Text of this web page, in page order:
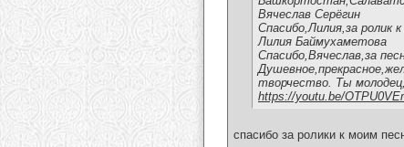
Вячеслав Серёгин
Спасибо,Лилия,за ролик к
Лилия Баймухаметова
Спасибо,Вячеслав,за
творчество. Ты
https://youtu.be/
спасибо за ролики к моим